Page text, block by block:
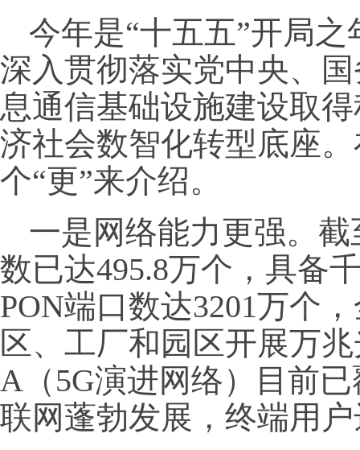
今年是“十五五”开局
深入贯彻落实党中央、
息通信基础设施建设取
济社会数智化转型底座
个“更”来介绍。
一是网络能力更强。
数已达495.8万个，具备
PON端口数达3201万个
区、工厂和园区开展万
A（5G演进网络）目前
联网蓬勃发展，终端用